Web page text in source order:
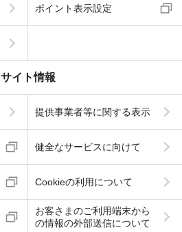
ポイント表示設定
サイト情報
提供事業者等に関する表示
健全なサービスに向けて
Cookieの利用について
お客さまのご利用端末から
の情報の外部送信について